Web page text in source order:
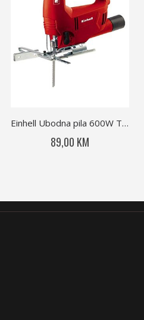
Einhell Ubodna pila 600W TC-JS 80
89,00 KM